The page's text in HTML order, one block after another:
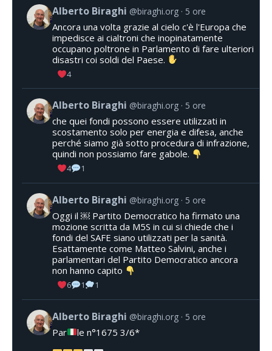
Alberto Biraghi @biraghi.org 5 ore
Ancora una volta grazie al cielo c'è l'Europa che
impedisce ai cialtroni che inopinatamente
occupano poltrone in Parlamento di fare ulteriori
disastri coi soldi del Paese.
4
Alberto Biraghi @biraghi.org 5 ore
che quei fondi possono essere utilizzati in
scostamento solo per energia e difesa, anche
perché siamo già sotto procedura di infrazione,
quindi non possiamo fare gabole.
4 1
Alberto Biraghi @biraghi.org 5 ore
Oggi il ￼ Partito Democratico ha firmato una
mozione scritta da M5S in cui si chiede che i
fondi del SAFE siano utilizzati per la sanità.
Esattamente come Matteo Salvini, anche i
parlamentari del Partito Democratico ancora
non hanno capito
6 1 1
Alberto Biraghi @biraghi.org 5 ore
Par le n°1675 3/6*